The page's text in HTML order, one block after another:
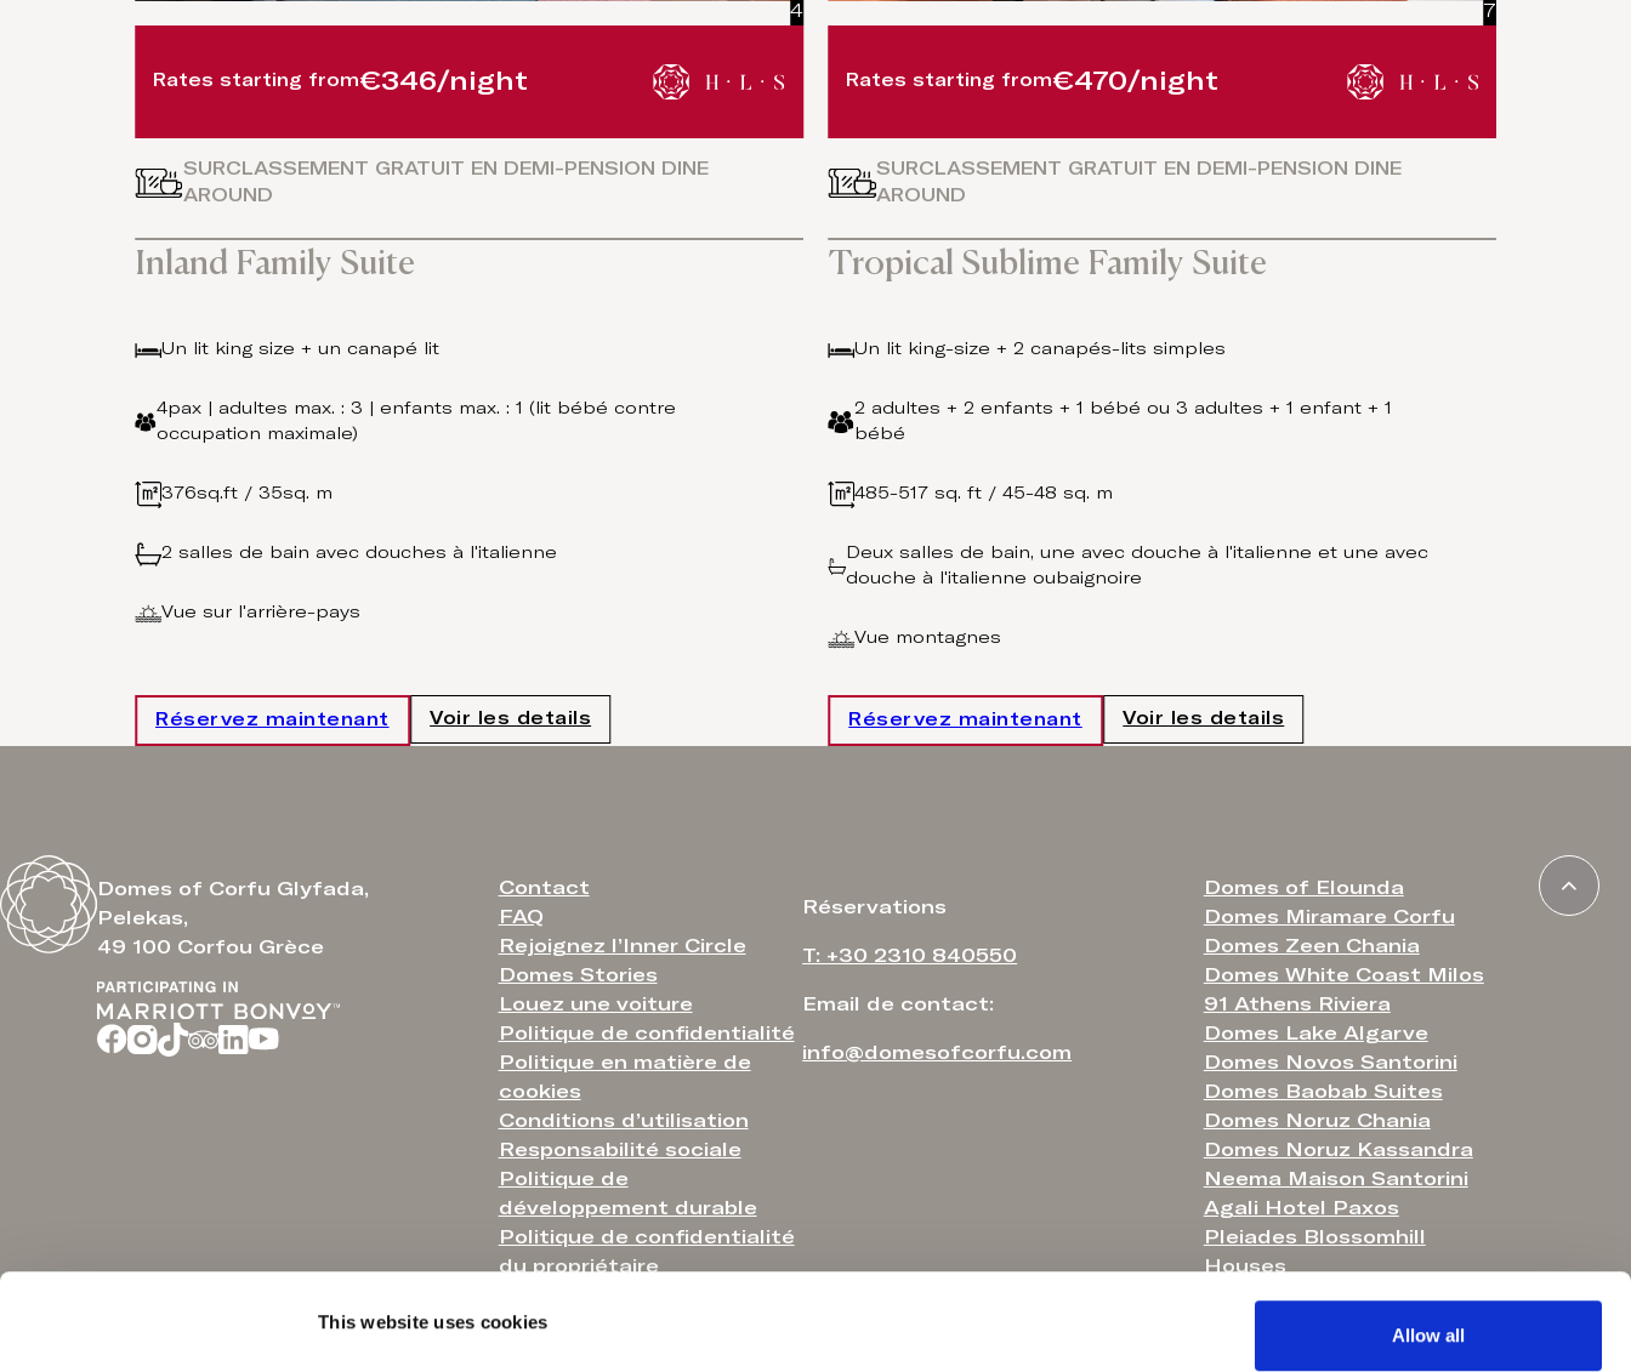
This website uses cookies
Allow all
SURCLASSEMENT GRATUIT EN DEMI-PENSION DINE
AROUND
Inland Family Suite
Un lit king size + un canapé lit
4pax | adultes max. : 3 | enfants max. : 1 (lit bébé contre
occupation maximale)
376sq.ft / 35sq. m
2 salles de bain avec douches à l'italienne
Vue sur l'arrière-pays
4
Rates starting from€346/night
Réservez maintenant Voir les details
SURCLASSEMENT GRATUIT EN DEMI-PENSION DINE
AROUND
Tropical Sublime Family Suite
Un lit king-size + 2 canapés-lits simples
2 adultes + 2 enfants + 1 bébé ou 3 adultes + 1 enfant + 1
bébé
485-517 sq. ft / 45-48 sq. m
Deux salles de bain, une avec douche à l'italienne et une avec
douche à l'italienne oubaignoire
Vue montagnes
7
Rates starting from€470/night
Réservez maintenant Voir les details
Domes of Corfu Glyfada,
Pelekas,
49 100 Corfou Grèce
Contact
FAQ
Rejoignez l’Inner Circle
Domes Stories
Louez une voiture
Politique de confidentialité
Politique en matière de
cookies
Conditions d’utilisation
Responsabilité sociale
Politique de
développement durable
Politique de confidentialité
du propriétaire
d’animaux
Réservations
T: +30 2310 840550
Email de contact:
info@domesofcorfu.com
Domes of Elounda
Domes Miramare Corfu
Domes Zeen Chania
Domes White Coast Milos
91 Athens Riviera
Domes Lake Algarve
Domes Novos Santorini
Domes Baobab Suites
Domes Noruz Chania
Domes Noruz Kassandra
Neema Maison Santorini
Agali Hotel Paxos
Pleiades Blossomhill
Houses
Domes Aulūs Elounda